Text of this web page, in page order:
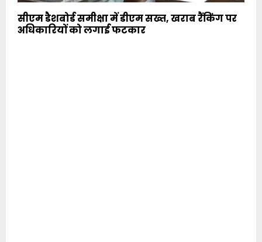
सीएम डैशबोर्ड समीक्षा में डीएम सख्त, खराब रैंकिंग पर
अधिकारियों को लगाई फटकार